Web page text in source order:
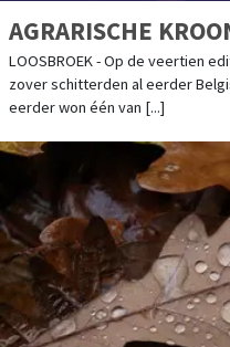
AGRARISCHE
LOOSBROEK - Op de veertien
zover schitterden al eerder
eerder won één van [...]